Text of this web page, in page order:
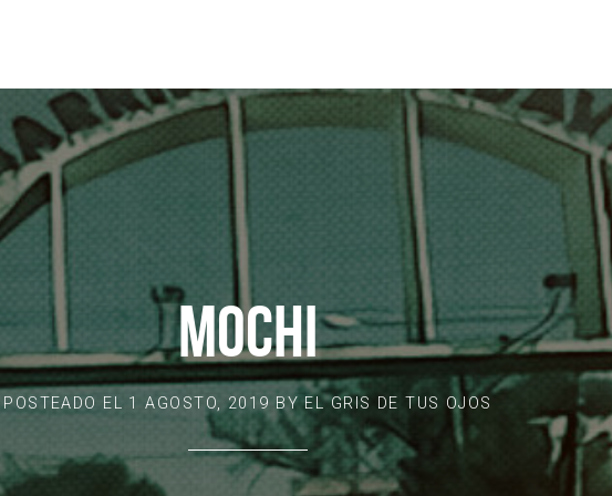
MOCHI
POSTEADO EL 1 AGOSTO, 2019 BYEL GRIS DE TUS OJOS